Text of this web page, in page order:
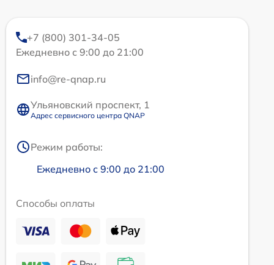
+7 (800) 301-34-05
Ежедневно с 9:00 до 21:00
info@re-qnap.ru
Ульяновский проспект, 1
Адрес сервисного центра QNAP
Режим работы:
Ежедневно с 9:00 до 21:00
Способы оплаты